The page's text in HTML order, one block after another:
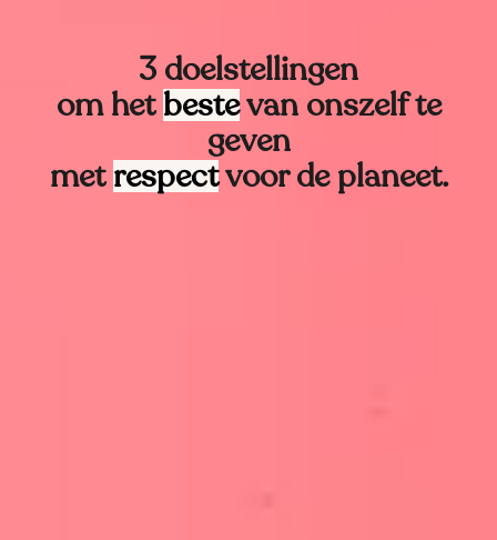
3 doelstellingen
om hetbestevan onszelf te
geven
metrespectvoor de planeet.